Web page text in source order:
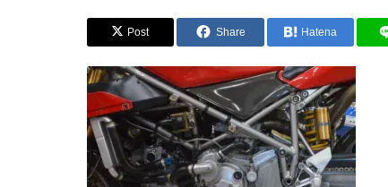
Post Share Hatena